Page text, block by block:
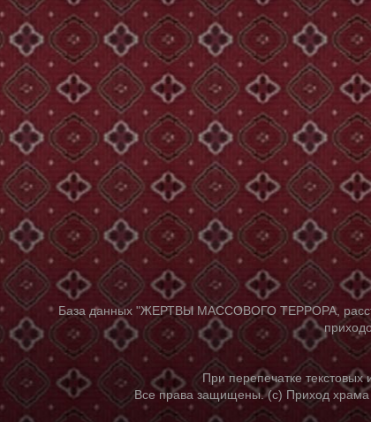
База данных "ЖЕРТВЫ МАССОВОГО ТЕРРОРА,
При перепечатке
Все права защищены. (с) Приход храма